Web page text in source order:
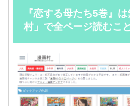
『恋する母たち5巻』
村」で全ページ読むこ